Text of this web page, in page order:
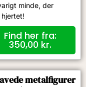
minde, der
Find her fra:
350,00 kr.
metalfigurer